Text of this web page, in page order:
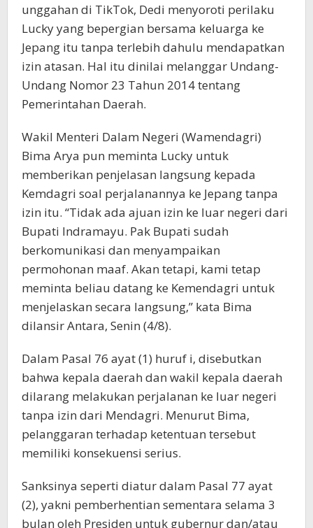
unggahan di TikTok, Dedi menyoroti perilaku
Lucky yang bepergian bersama keluarga ke
Jepang itu tanpa terlebih dahulu mendapatkan
izin atasan. Hal itu dinilai melanggar Undang-
Undang Nomor 23 Tahun 2014 tentang
Pemerintahan Daerah.
Wakil Menteri Dalam Negeri (Wamendagri)
Bima Arya pun meminta Lucky untuk
memberikan penjelasan langsung kepada
Kemdagri soal perjalanannya ke Jepang tanpa
izin itu. “Tidak ada ajuan izin ke luar negeri dari
Bupati Indramayu. Pak Bupati sudah
berkomunikasi dan menyampaikan
permohonan maaf. Akan tetapi, kami tetap
meminta beliau datang ke Kemendagri untuk
menjelaskan secara langsung,” kata Bima
dilansir Antara, Senin (4/8).
Dalam Pasal 76 ayat (1) huruf i, disebutkan
bahwa kepala daerah dan wakil kepala daerah
dilarang melakukan perjalanan ke luar negeri
tanpa izin dari Mendagri. Menurut Bima,
pelanggaran terhadap ketentuan tersebut
memiliki konsekuensi serius.
Sanksinya seperti diatur dalam Pasal 77 ayat
(2), yakni pemberhentian sementara selama 3
bulan oleh Presiden untuk gubernur dan/atau